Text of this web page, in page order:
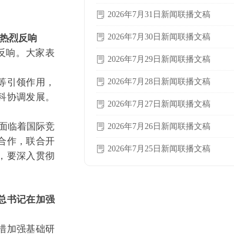
烈反响
响。大家表
引领作用，
调发展。
临着国际竞
作，联合开
要深入贯彻
书记在加强
加强基础研
ꂓ 2026年7月31日新闻联播文稿
ꂓ 2026年7月30日新闻联播文稿
ꂓ 2026年7月29日新闻联播文稿
ꂓ 2026年7月28日新闻联播文稿
ꂓ 2026年7月27日新闻联播文稿
ꂓ 2026年7月26日新闻联播文稿
ꂓ 2026年7月25日新闻联播文稿